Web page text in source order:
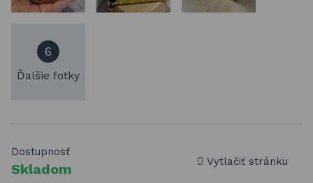
6
Ďalšie fotky
Dostupnosť
Skladom Vytlačiť stránku